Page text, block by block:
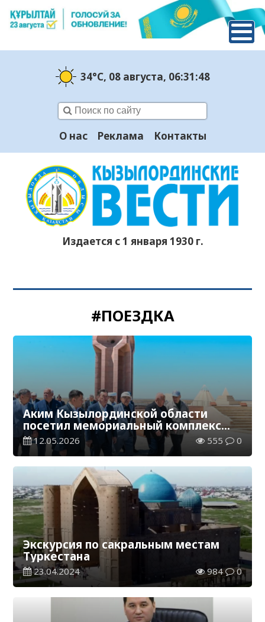
34°C, 08 августа, 06:31:49
О нас Реклама Контакты
Издается с 1 января 1930 г.
#ПОЕЗДКА
Аким Кызылординской области
посетил мемориальный комплекс
«Коркыт ата» и мавзолей Марала
ишана
12.05.2026 555 0
Экскурсия по сакральным местам
Туркестана
23.04.2024 984 0